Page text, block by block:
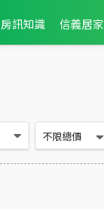
房訊知識 信義居家
不限總價